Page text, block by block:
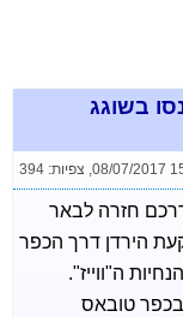
בשוגג
08/07/2017
, צפיות: 394
חזרה לבאר
הירדן דרך הכפר
ה"ווייז".
טובאס